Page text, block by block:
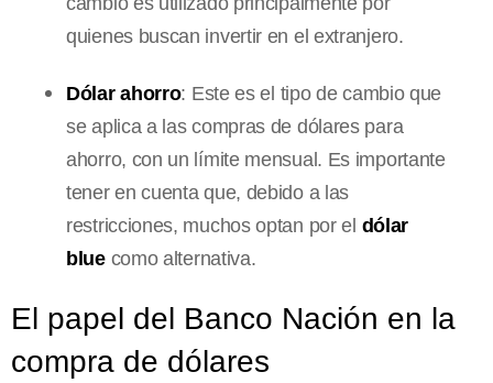
quienes buscan invertir en el extranjero.
Dólar ahorro: Este es el tipo de cambio que
se aplica a las compras de dólares para
ahorro, con un límite mensual. Es importante
tener en cuenta que, debido a las
restricciones, muchos optan por el dólar
bluecomo alternativa.
El papel del Banco Nación en la
compra de dólares